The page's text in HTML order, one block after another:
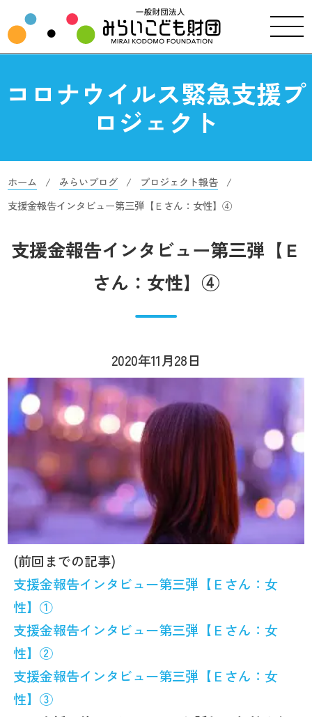
コロナウイルス緊急支援プ
ロジェクト
ホーム みらいブログ
プロジェクト報告
支援金報告インタビュー第三弾【Ｅさん：女性】④
支援金報告インタビュー第三弾【Ｅ
さん：女性】④
2020年11月28日
(前回までの記事)
支援金報告インタビュー第三弾【Ｅさん：女
性】①
支援金報告インタビュー第三弾【Ｅさん：女
性】②
支援金報告インタビュー第三弾【Ｅさん：女
性】③